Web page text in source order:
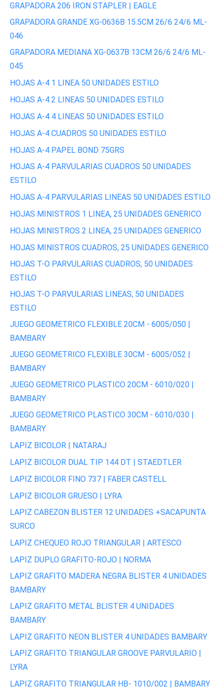
GRAPADORA 206 IRON STAPLER | EAGLE
GRAPADORA GRANDE XG-0636B 15.5CM 26/6 24/6 ML-
046
GRAPADORA MEDIANA XG-0637B 13CM 26/6 24/6 ML-
045
HOJAS A-4 1 LINEA 50 UNIDADES ESTILO
HOJAS A-4 2 LINEAS 50 UNIDADES ESTILO
HOJAS A-4 4 LINEAS 50 UNIDADES ESTILO
HOJAS A-4 CUADROS 50 UNIDADES ESTILO
HOJAS A-4 PAPEL BOND 75GRS
HOJAS A-4 PARVULARIAS CUADROS 50 UNIDADES
ESTILO
HOJAS A-4 PARVULARIAS LINEAS 50 UNIDADES ESTILO
HOJAS MINISTROS 1 LINEA, 25 UNIDADES GENERICO
HOJAS MINISTROS 2 LINEA, 25 UNIDADES GENERICO
HOJAS MINISTROS CUADROS, 25 UNIDADES GENERICO
HOJAS T-O PARVULARIAS CUADROS, 50 UNIDADES
ESTILO
HOJAS T-O PARVULARIAS LINEAS, 50 UNIDADES
ESTILO
JUEGO GEOMETRICO FLEXIBLE 20CM - 6005/050 |
BAMBARY
JUEGO GEOMETRICO FLEXIBLE 30CM - 6005/052 |
BAMBARY
JUEGO GEOMETRICO PLASTICO 20CM - 6010/020 |
BAMBARY
JUEGO GEOMETRICO PLASTICO 30CM - 6010/030 |
BAMBARY
LAPIZ BICOLOR | NATARAJ
LAPIZ BICOLOR DUAL TIP 144 DT | STAEDTLER
LAPIZ BICOLOR FINO 737 | FABER CASTELL
LAPIZ BICOLOR GRUESO | LYRA
LAPIZ CABEZON BLISTER 12 UNIDADES +SACAPUNTA
SURCO
LAPIZ CHEQUEO ROJO TRIANGULAR | ARTESCO
LAPIZ DUPLO GRAFITO-ROJO | NORMA
LAPIZ GRAFITO MADERA NEGRA BLISTER 4 UNIDADES
BAMBARY
LAPIZ GRAFITO METAL BLISTER 4 UNIDADES
BAMBARY
LAPIZ GRAFITO NEON BLISTER 4 UNIDADES BAMBARY
LAPIZ GRAFITO TRIANGULAR GROOVE PARVULARIO |
LYRA
LAPIZ GRAFITO TRIANGULAR HB- 1010/002 | BAMBARY